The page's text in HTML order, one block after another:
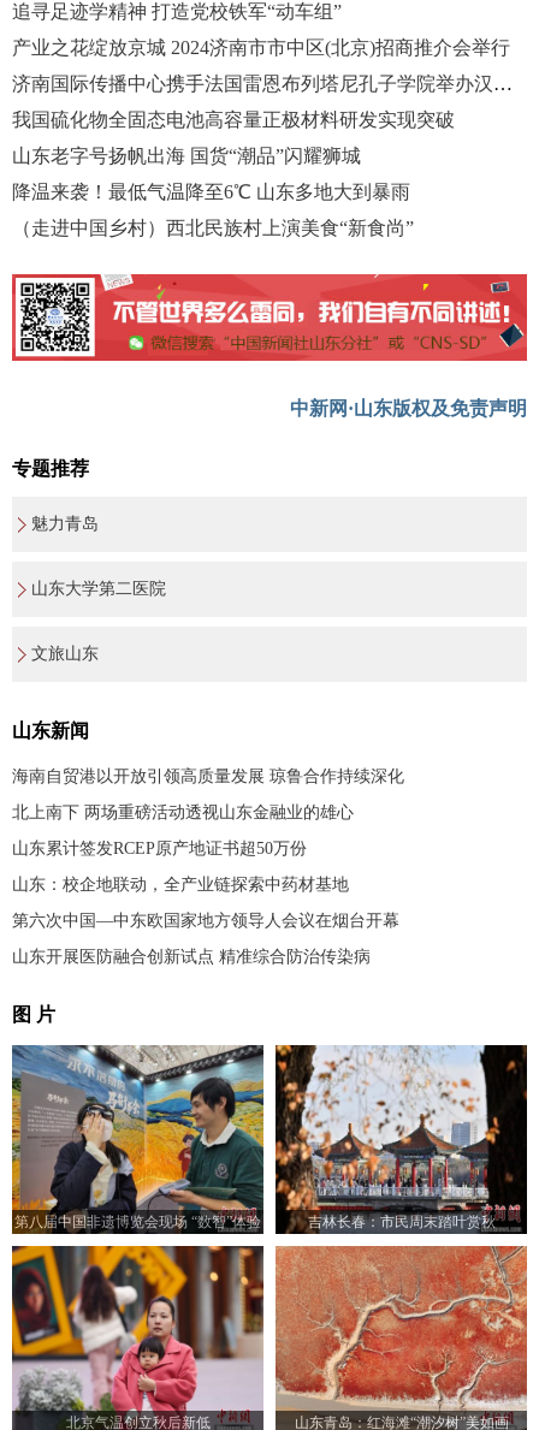
追寻足迹学精神 打造党校铁军“动车组”
产业之花绽放京城 2024济南市市中区(北京)招商推介会举行
济南国际传播中心携手法国雷恩布列塔尼孔子学院举办汉服文化主题活动
我国硫化物全固态电池高容量正极材料研发实现突破
山东老字号扬帆出海 国货“潮品”闪耀狮城
降温来袭！最低气温降至6℃ 山东多地大到暴雨
（走进中国乡村）西北民族村上演美食“新食尚”
中新网·山东版权及免责声明
专题推荐
魅力青岛
山东大学第二医院
文旅山东
山东新闻
海南自贸港以开放引领高质量发展 琼鲁合作持续深化
北上南下 两场重磅活动透视山东金融业的雄心
山东累计签发RCEP原产地证书超50万份
山东：校企地联动，全产业链探索中药材基地
第六次中国—中东欧国家地方领导人会议在烟台开幕
山东开展医防融合创新试点 精准综合防治传染病
图 片
第八届中国非遗博览会现场 “数智”体验
受青睐
吉林长春：市民周末踏叶赏秋
北京气温创立秋后新低 山东青岛：红海滩“潮汐树”美如画